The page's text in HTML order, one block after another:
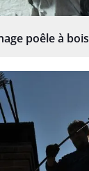
poêle à bois